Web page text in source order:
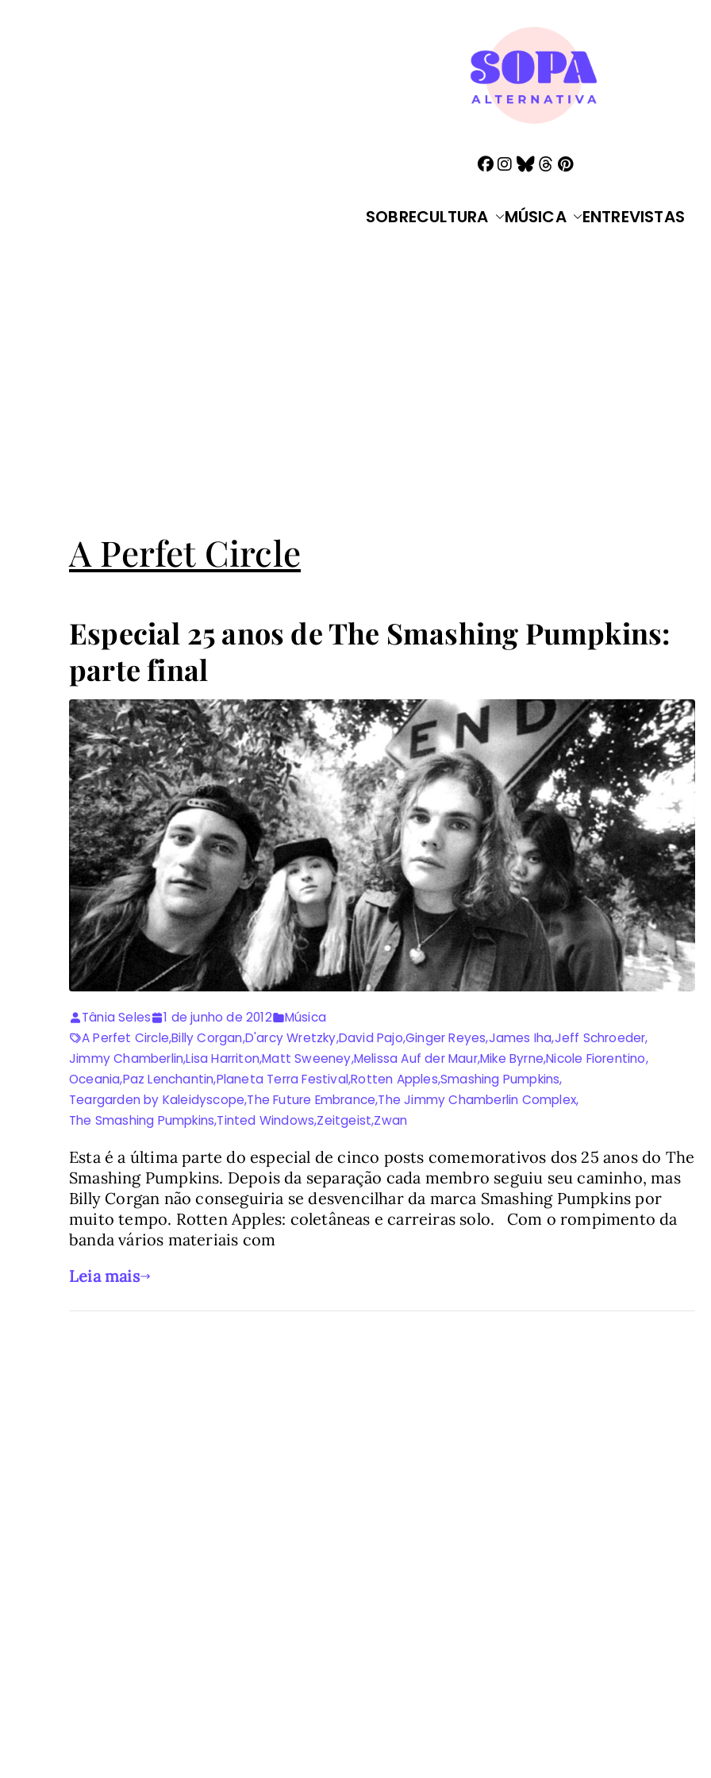
SOBRECULTURA MÚSICA ENTREVISTAS
A Perfet Circle
Especial 25 anos de The Smashing Pumpkins:
parte final
Tânia Seles 1 de junho de 2012
Música
A Perfet Circle,Billy Corgan,D'arcy Wretzky,David Pajo,Ginger Reyes,James Iha,Jeff Schroeder,
Jimmy Chamberlin,Lisa Harriton,Matt Sweeney,Melissa Auf der Maur,Mike Byrne,Nicole Fiorentino,
Oceania,Paz Lenchantin,Planeta Terra Festival,Rotten Apples,Smashing Pumpkins,
Teargarden by Kaleidyscope,The Future Embrance,The Jimmy Chamberlin Complex,
The Smashing Pumpkins,Tinted Windows,Zeitgeist,Zwan
Esta é a última parte do especial de cinco posts comemorativos dos 25 anos do The
Smashing Pumpkins. Depois da separação cada membro seguiu seu caminho, mas
Billy Corgan não conseguiria se desvencilhar da marca Smashing Pumpkins por
muito tempo. Rotten Apples: coletâneas e carreiras solo. Com o rompimento da
banda vários materiais com
Leia mais